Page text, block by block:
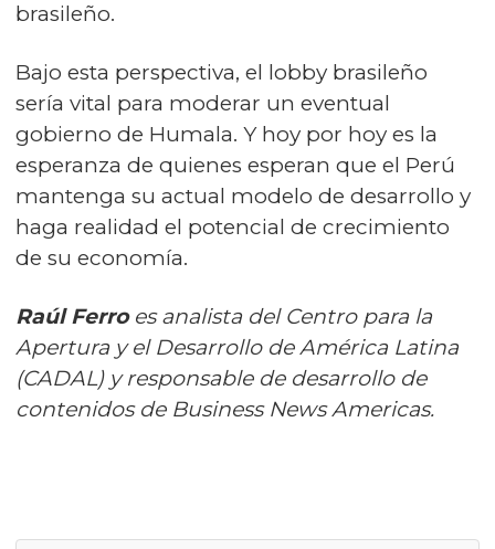
brasileño.
Bajo esta perspectiva, el lobby brasileño
sería vital para moderar un eventual
gobierno de Humala. Y hoy por hoy es la
esperanza de quienes esperan que el Perú
mantenga su actual modelo de desarrollo y
haga realidad el potencial de crecimiento
de su economía.
Raúl Ferroes analista del Centro para la
Apertura y el Desarrollo de América Latina
(CADAL) y responsable de desarrollo de
contenidos de Business News Americas.